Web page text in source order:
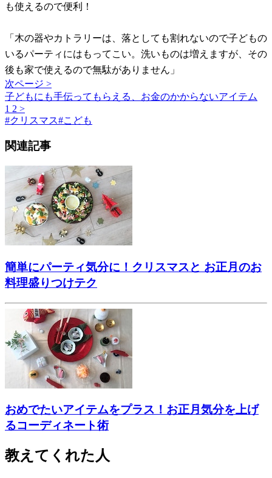
も使えるので便利！
「木の器やカトラリーは、落としても割れないので子どもの
いるパーティにはもってこい。洗いものは増えますが、その
後も家で使えるので無駄がありません」
次ページ >
子どもにも手伝ってもらえる、お金のかからないアイテム
1 2 >
#クリスマス#こども
関連記事
簡単にパーティ気分に！クリスマスと お正月のお
料理盛りつけテク
おめでたいアイテムをプラス！お正月気分を上げ
るコーディネート術
教えてくれた人